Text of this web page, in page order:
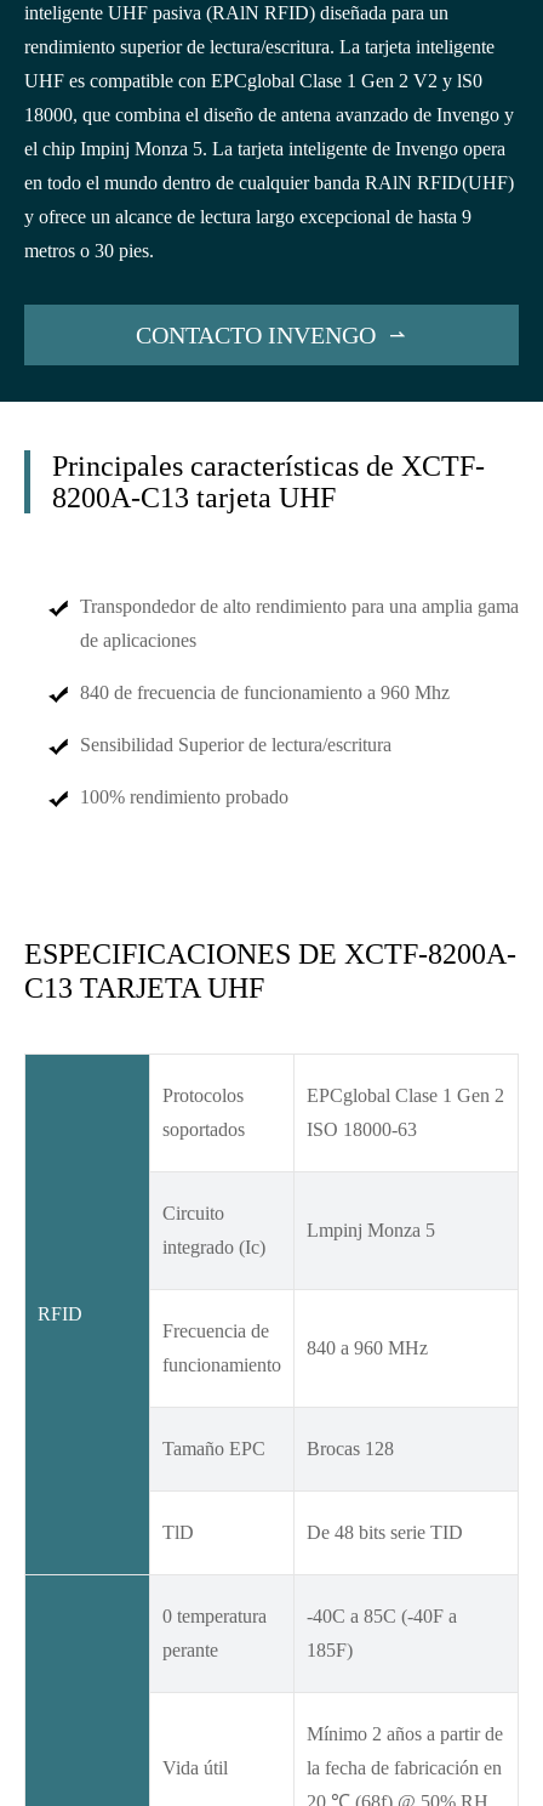
inteligente UHF pasiva (RAlN RFID) diseñada para un
rendimiento superior de lectura/escritura. La tarjeta inteligente
UHF es compatible con EPCglobal Clase 1 Gen 2 V2 y lS0
18000, que combina el diseño de antena avanzado de Invengo y
el chip Impinj Monza 5. La tarjeta inteligente de Invengo opera
en todo el mundo dentro de cualquier banda RAlN RFID(UHF)
y ofrece un alcance de lectura largo excepcional de hasta 9
metros o 30 pies.
CONTACTO INVENGO 
Principales características de XCTF-
8200A-C13 tarjeta UHF
Transpondedor de alto rendimiento para una amplia gama
de aplicaciones
840 de frecuencia de funcionamiento a 960 Mhz
Sensibilidad Superior de lectura/escritura
100% rendimiento probado
ESPECIFICACIONES DE XCTF-8200A-
C13 TARJETA UHF
RFID
Protocolos
soportados
EPCglobal Clase 1 Gen 2
ISO 18000-63
Circuito
integrado (Ic)
Lmpinj Monza 5
Frecuencia de
funcionamiento
840 a 960 MHz
Tamaño EPC Brocas 128
TlD De 48 bits serie TID
0 temperatura
perante
-40C a 85C (-40F a
185F)
Vida útil
Mínimo 2 años a partir de
la fecha de fabricación en